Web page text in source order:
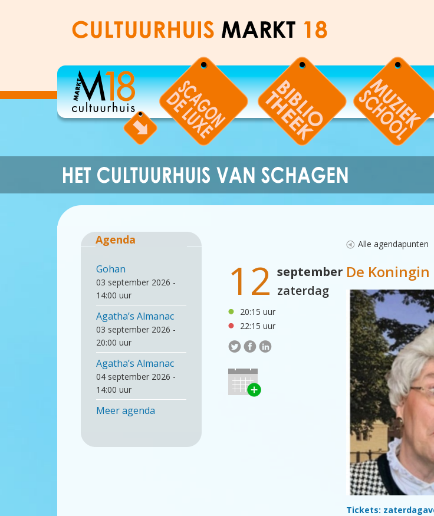
Alle agendapunten
12 september
zaterdag
20:15 uur
22:15 uur
De Koningin
Tickets:
Agenda
Gohan
03 september 2026 -
14:00 uur
Agatha’s Almanac
03 september 2026 -
20:00 uur
Agatha’s Almanac
04 september 2026 -
14:00 uur
Meer agenda